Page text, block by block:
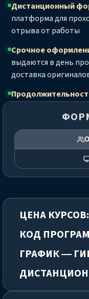
Дистанционный
платформа для
отрыва от работы
Срочное
выдаются в день
доставка
ЦЕНА
КОД
ГРАФИК —